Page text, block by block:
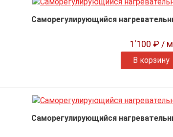
Саморегулирующийся
1'100 ₽ / м
В корзину
Саморегулирующийся